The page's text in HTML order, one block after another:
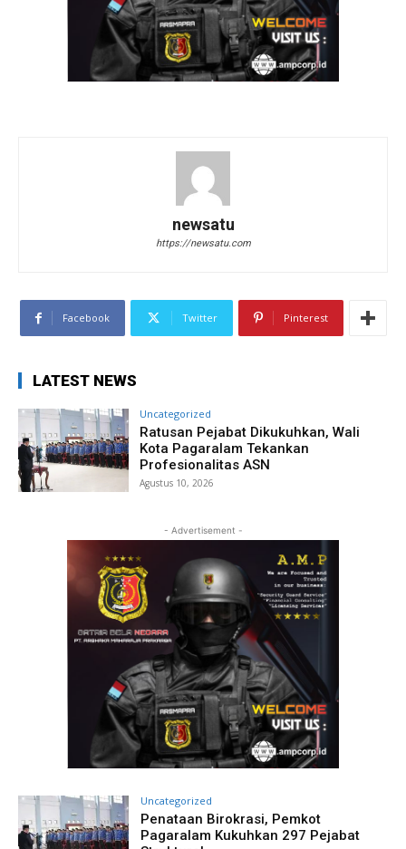
newsatu
https://newsatu.com
Facebook Twitter Pinterest
LATEST NEWS
Uncategorized
Ratusan Pejabat Dikukuhkan, Wali
Kota Pagaralam Tekankan
Profesionalitas ASN
Agustus 10, 2026
- Advertisement -
Uncategorized
Penataan Birokrasi, Pemkot
Pagaralam Kukuhkan 297 Pejabat